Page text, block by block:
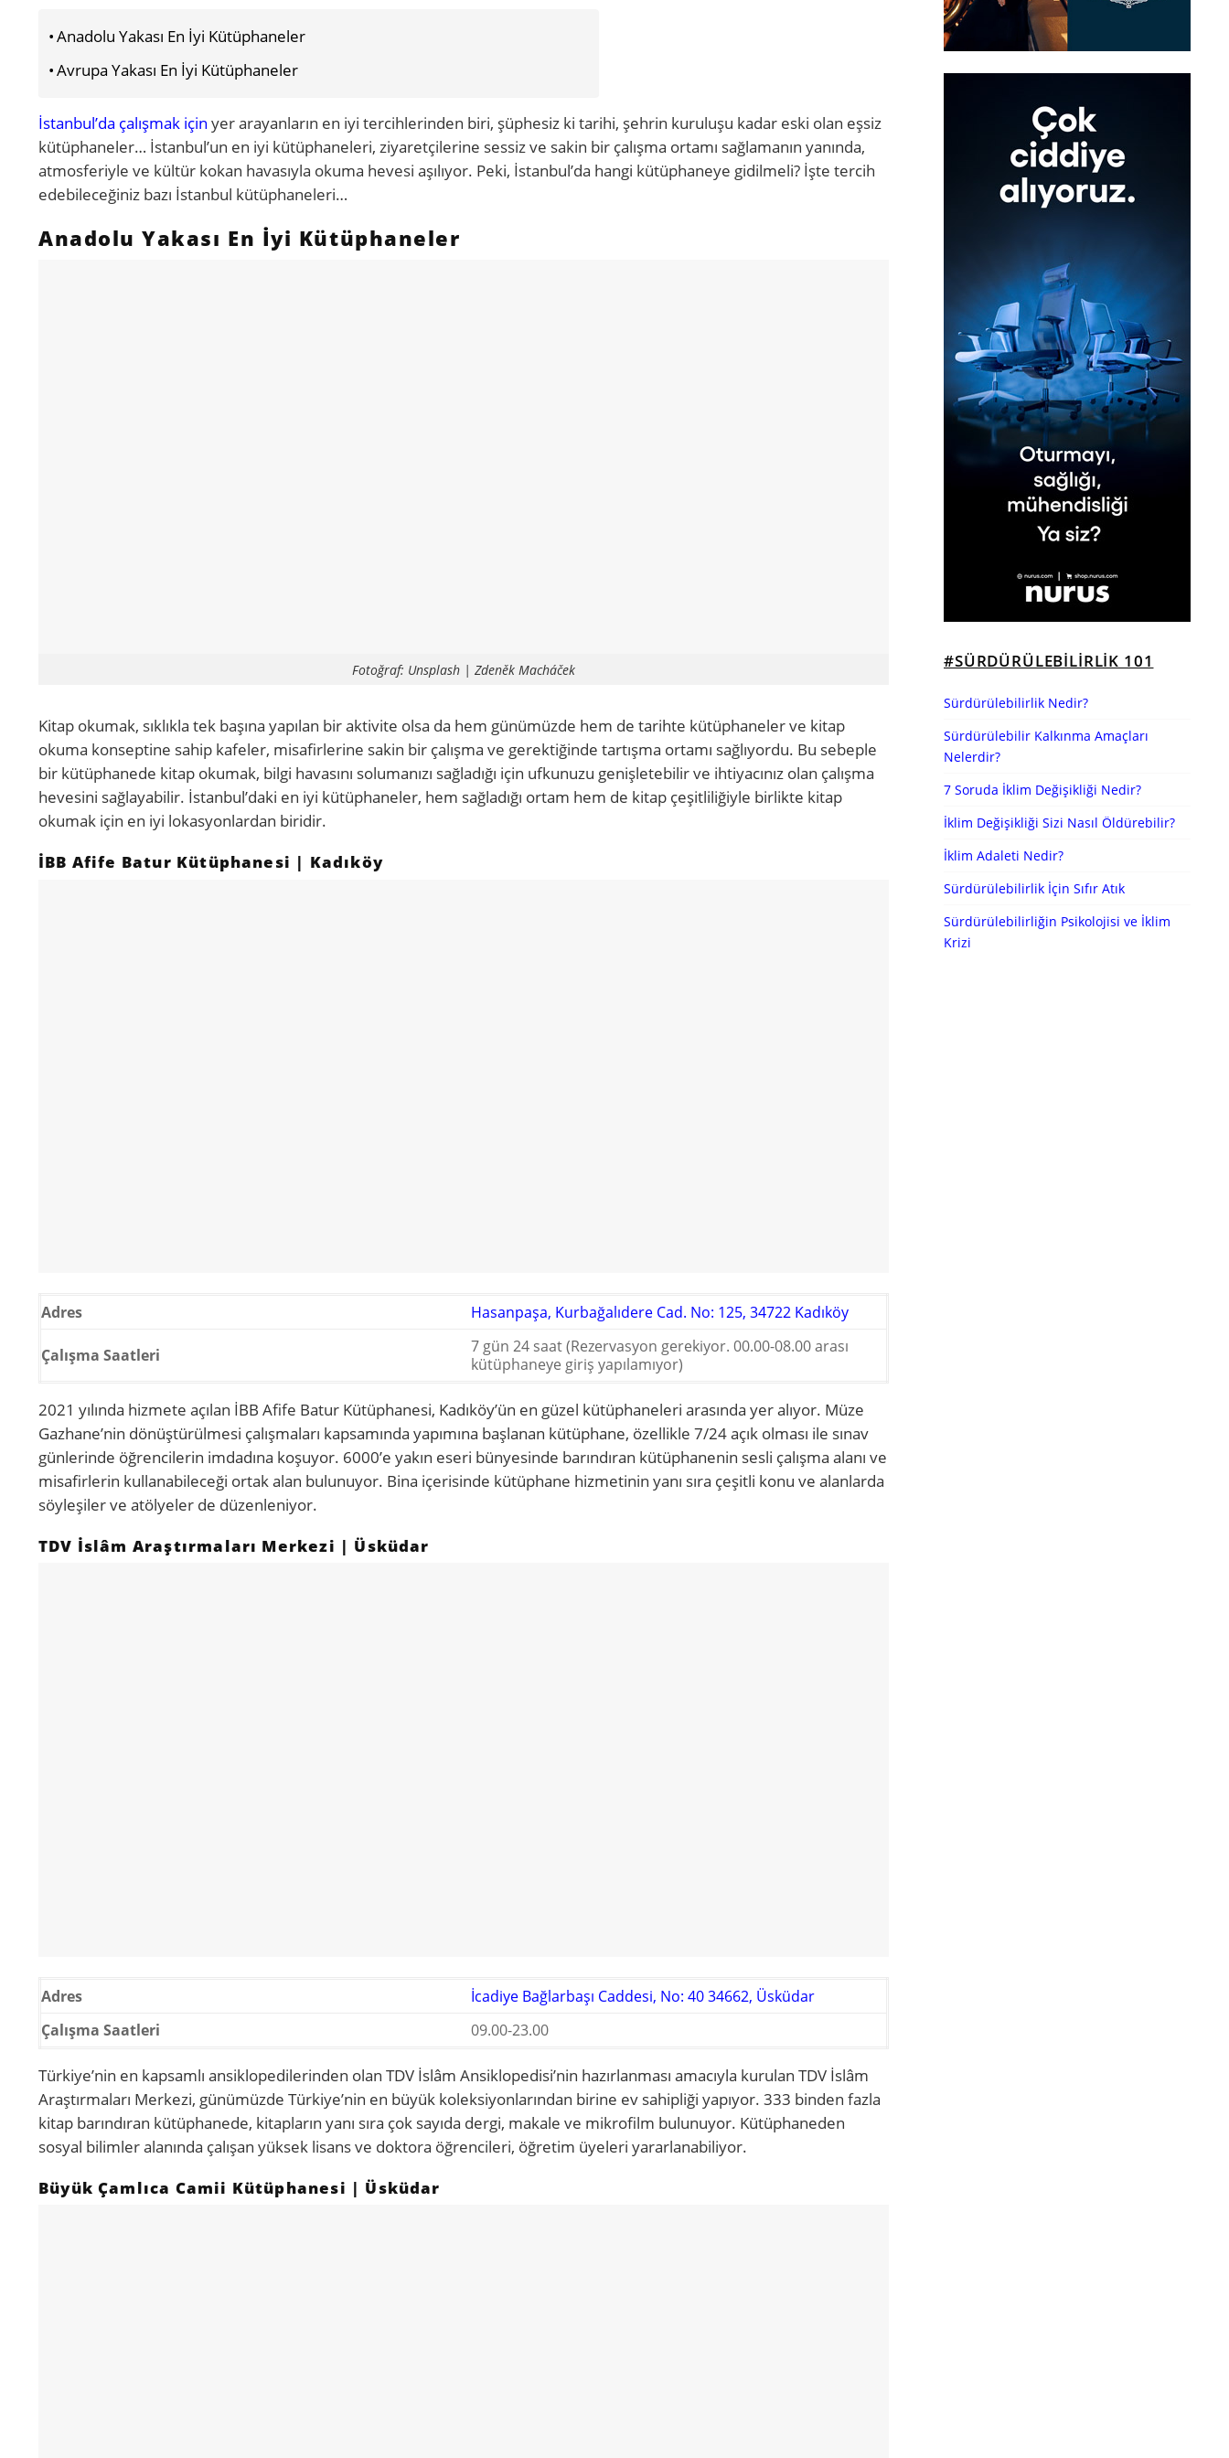
Anadolu Yakası En İyi Kütüphaneler
Avrupa Yakası En İyi Kütüphaneler
İstanbul’da çalışmak için yer arayanların en iyi tercihlerinden biri, şüphesiz ki tarihi, şehrin kuruluşu kadar eski olan eşsiz
kütüphaneler… İstanbul’un en iyi kütüphaneleri, ziyaretçilerine sessiz ve sakin bir çalışma ortamı sağlamanın yanında,
atmosferiyle ve kültür kokan havasıyla okuma hevesi aşılıyor. Peki, İstanbul’da hangi kütüphaneye gidilmeli? İşte tercih
edebileceğiniz bazı İstanbul kütüphaneleri…
Anadolu Yakası En İyi Kütüphaneler
Fotoğraf: Unsplash | Zdeněk Macháček
Kitap okumak, sıklıkla tek başına yapılan bir aktivite olsa da hem günümüzde hem de tarihte kütüphaneler ve kitap
okuma konseptine sahip kafeler, misafirlerine sakin bir çalışma ve gerektiğinde tartışma ortamı sağlıyordu. Bu sebeple
bir kütüphanede kitap okumak, bilgi havasını solumanızı sağladığı için ufkunuzu genişletebilir ve ihtiyacınız olan çalışma
hevesini sağlayabilir. İstanbul’daki en iyi kütüphaneler, hem sağladığı ortam hem de kitap çeşitliliğiyle birlikte kitap
okumak için en iyi lokasyonlardan biridir.
İBB Afife Batur Kütüphanesi | Kadıköy
Adres Hasanpaşa, Kurbağalıdere Cad. No: 125, 34722 Kadıköy
Çalışma Saatleri
7 gün 24 saat (Rezervasyon gerekiyor. 00.00-08.00 arası
kütüphaneye giriş yapılamıyor)
2021 yılında hizmete açılan İBB Afife Batur Kütüphanesi, Kadıköy’ün en güzel kütüphaneleri arasında yer alıyor. Müze
Gazhane’nin dönüştürülmesi çalışmaları kapsamında yapımına başlanan kütüphane, özellikle 7/24 açık olması ile sınav
günlerinde öğrencilerin imdadına koşuyor. 6000’e yakın eseri bünyesinde barındıran kütüphanenin sesli çalışma alanı ve
misafirlerin kullanabileceği ortak alan bulunuyor. Bina içerisinde kütüphane hizmetinin yanı sıra çeşitli konu ve alanlarda
söyleşiler ve atölyeler de düzenleniyor.
TDV İslâm Araştırmaları Merkezi | Üsküdar
Adres
İcadiye Bağlarbaşı Caddesi, No: 40 34662, Üsküdar
Çalışma Saatleri
09.00-23.00
Türkiye’nin en kapsamlı ansiklopedilerinden olan TDV İslâm Ansiklopedisi’nin hazırlanması amacıyla kurulan TDV İslâm
Araştırmaları Merkezi, günümüzde Türkiye’nin en büyük koleksiyonlarından birine ev sahipliği yapıyor. 333 binden fazla
kitap barındıran kütüphanede, kitapların yanı sıra çok sayıda dergi, makale ve mikrofilm bulunuyor. Kütüphaneden
sosyal bilimler alanında çalışan yüksek lisans ve doktora öğrencileri, öğretim üyeleri yararlanabiliyor.
Büyük Çamlıca Camii Kütüphanesi | Üsküdar
#SÜRDÜRÜLEBILIRLIK 101
Sürdürülebilirlik Nedir?
Sürdürülebilir Kalkınma Amaçları
Nelerdir?
7 Soruda İklim Değişikliği Nedir?
İklim Değişikliği Sizi Nasıl Öldürebilir?
İklim Adaleti Nedir?
Sürdürülebilirlik İçin Sıfır Atık
Sürdürülebilirliğin Psikolojisi ve İklim
Krizi